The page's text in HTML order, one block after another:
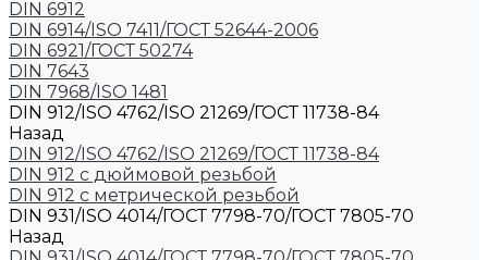
DIN 6912
DIN 6914/ISO 7411/ГОСТ 52644-2006
DIN 6921/ГОСТ 50274
DIN 7643
DIN 7968/ISO 1481
DIN 912/ISO 4762/ISO 21269/ГОСТ 11738-84
Назад
DIN 912/ISO 4762/ISO 21269/ГОСТ 11738-84
DIN 912 с дюймовой резьбой
DIN 912 с метрической резьбой
DIN 931/ISO 4014/ГОСТ 7798-70/ГОСТ 7805-70
Назад